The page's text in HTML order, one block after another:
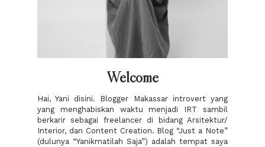
Welcome
Hai, Yani disini. Blogger Makassar introvert yang
yang menghabiskan waktu menjadi IRT sambil
berkarir sebagai freelancer di bidang Arsitektur/
Interior, dan Content Creation. Blog “Just a Note”
(dulunya “Yanikmatilah Saja”) adalah tempat saya